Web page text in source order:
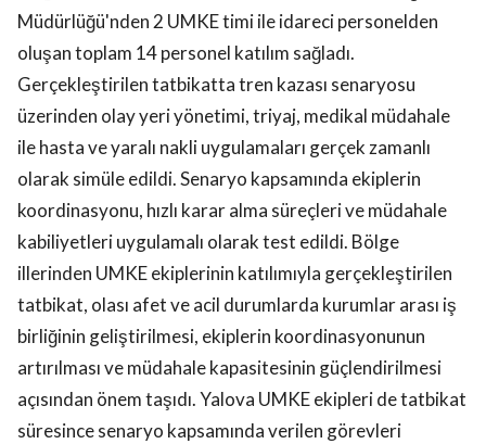
Müdürlüğü'nden 2 UMKE timi ile idareci personelden
oluşan toplam 14 personel katılım sağladı.
Gerçekleştirilen tatbikatta tren kazası senaryosu
üzerinden olay yeri yönetimi, triyaj, medikal müdahale
ile hasta ve yaralı nakli uygulamaları gerçek zamanlı
olarak simüle edildi. Senaryo kapsamında ekiplerin
koordinasyonu, hızlı karar alma süreçleri ve müdahale
kabiliyetleri uygulamalı olarak test edildi. Bölge
illerinden UMKE ekiplerinin katılımıyla gerçekleştirilen
tatbikat, olası afet ve acil durumlarda kurumlar arası iş
birliğinin geliştirilmesi, ekiplerin koordinasyonunun
artırılması ve müdahale kapasitesinin güçlendirilmesi
açısından önem taşıdı. Yalova UMKE ekipleri de tatbikat
süresince senaryo kapsamında verilen görevleri